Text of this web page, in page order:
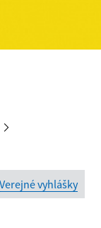
Verejné vyhlášky